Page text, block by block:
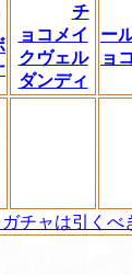
チ
ョコメイ
クヴェル
ダンディ
ー
ョ
チャは引くべ